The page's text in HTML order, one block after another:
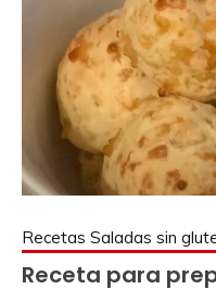
Recetas Saladas sin
Receta para